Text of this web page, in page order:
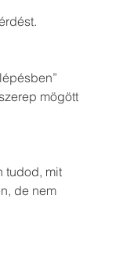
mögött
tudod, mit
de nem